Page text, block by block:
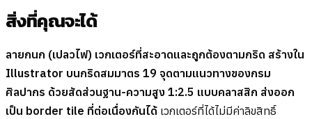
สิ่งที่คุณจะได้
ลายกนก (เปลวไฟ) เวกเตอร์ที่สะอาดและถูกต้องตามกริด สร้างใน
Illustrator บนกริดสมมาตร 19 จุดตามแนวทางของกรม
ศิลปากร ด้วยสัดส่วนฐาน-ความสูง 1:2.5 แบบคลาสสิก ส่งออก
เป็น border tile ที่ต่อเนื่องกันได้ เวกเตอร์ที่ได้ไม่มีค่าลิขสิทธิ์